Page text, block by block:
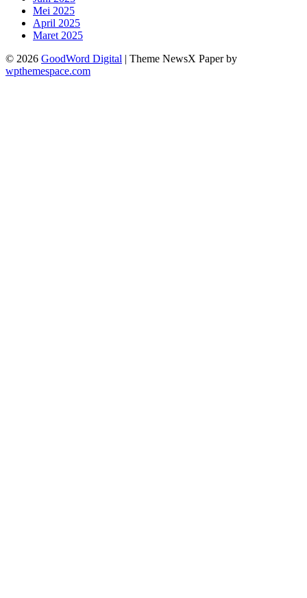
Mei 2025
April 2025
Maret 2025
© 2026 GoodWord Digital | Theme NewsX Paper by
wpthemespace.com